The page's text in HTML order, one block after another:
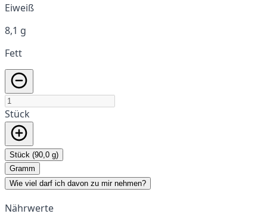
Eiweiß
8,1 g
Fett
Stück
Stück (90,0 g)
Gramm
Wie viel darf ich davon zu mir nehmen?
Nährwerte